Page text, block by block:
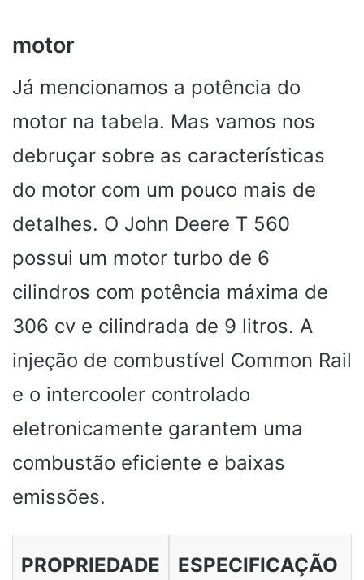
motor
Já mencionamos a potência do
motor na tabela. Mas vamos nos
debruçar sobre as características
do motor com um pouco mais de
detalhes. O John Deere T 560
possui um motor turbo de 6
cilindros com potência máxima de
306 cv e cilindrada de 9 litros. A
injeção de combustível Common Rail
e o intercooler controlado
eletronicamente garantem uma
combustão eficiente e baixas
emissões.
PROPRIEDADE ESPECIFICAÇÃO